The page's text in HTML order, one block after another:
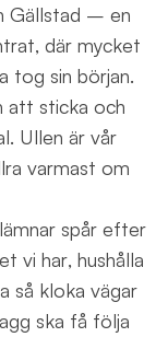
Gällstad – en
där mycket
tog sin början.
att sticka och
Ullen är vår
varmast om
spår efter
vi har, hushålla
så kloka vägar
ska få följa